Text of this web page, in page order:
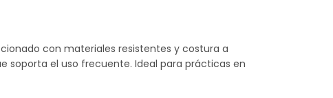
con materiales resistentes y costura a
soporta el uso frecuente. Ideal para prácticas en